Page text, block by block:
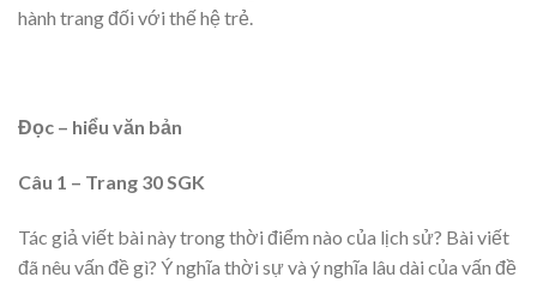
hành trang đối với thế hệ trẻ.
Đọc – hiểu văn bản
Câu 1 – Trang 30 SGK
Tác giả viết bài này trong thời điểm nào của lịch sử? Bài viết
đã nêu vấn đề gì? Ý nghĩa thời sự và ý nghĩa lâu dài của vấn đề